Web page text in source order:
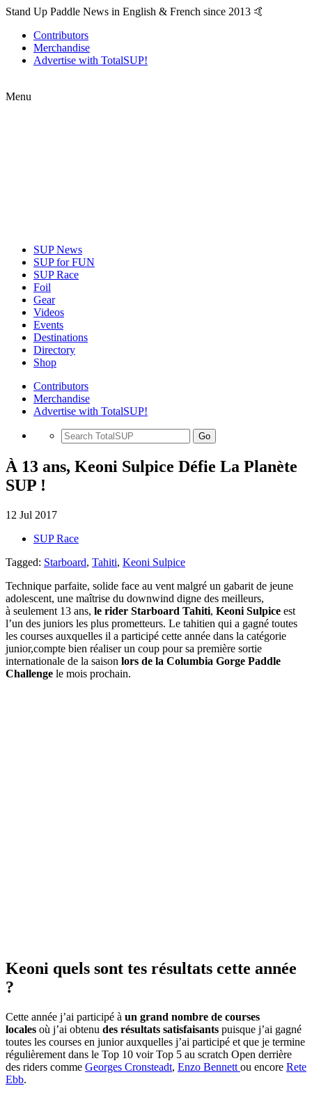
Stand Up Paddle News in English & French since 2013 🤙
Contributors
Merchandise
Advertise with TotalSUP!
Menu
SUP News
SUP for FUN
SUP Race
Foil
Gear
Videos
Events
Destinations
Directory
Shop
Contributors
Merchandise
Advertise with TotalSUP!
Go
À 13 ans, Keoni Sulpice Défie La Planète
SUP !
12 Jul 2017
SUP Race
Tagged: Starboard, Tahiti, Keoni Sulpice
Technique parfaite, solide face au vent malgré un gabarit de jeune
adolescent, une maîtrise du downwind digne des meilleurs,
à seulement 13 ans, le rider Starboard Tahiti, Keoni Sulpice est
l’un des juniors les plus prometteurs. Le tahitien qui a gagné toutes
les courses auxquelles il a participé cette année dans la catégorie
junior,compte bien réaliser un coup pour sa première sortie
internationale de la saison lors de la Columbia Gorge Paddle
Challenge le mois prochain.
Keoni quels sont tes résultats cette année
?
Cette année j’ai participé à un grand nombre de courses
locales où j’ai obtenu des résultats satisfaisants puisque j’ai gagné
toutes les courses en junior auxquelles j’ai participé et que je termine
régulièrement dans le Top 10 voir Top 5 au scratch Open derrière
des riders comme Georges Cronsteadt, Enzo Bennett ou encore Rete
Ebb.